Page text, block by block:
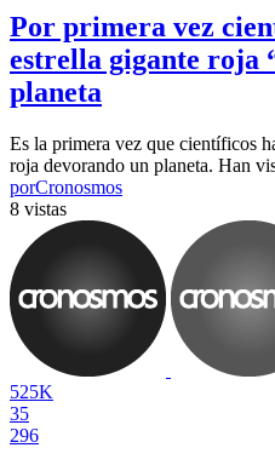
Por primera vez
estrella gigante roja
planeta
Es la primera vez que científicos
roja devorando un planeta. Han
porCronosmos
8 vistas
525K
35
296